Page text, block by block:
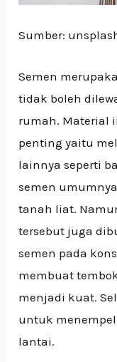
Sumber:
Semen
tidak boleh
rumah. Material
penting yaitu
lainnya seperti
semen
tanah liat.
tersebut juga
semen pada
membuat
menjadi kuat.
untuk
lantai.